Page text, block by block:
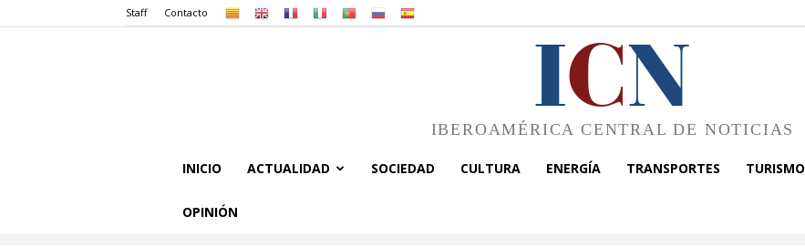
Staff Contacto
ICN
IBEROAMÉRICA CENTRAL DE NOTICIAS
INICIO ACTUALIDAD SOCIEDAD CULTURA ENERGÍA TRANSPORTES TURISMO
OPINIÓN